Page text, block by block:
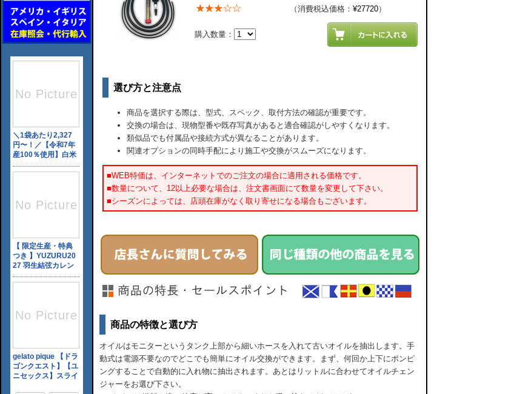
（消費税込価格： ¥27720）
購入数量：
選び方と注意点
商品を選択する際は、型式、スペック、取付方法の確認が重要です。
交換の場合は、現物型番や既存写真があると適合確認がしやすくなります。
類似品でも付属品や接続方式が異なることがあります。
関連オプションの同時手配により施工や交換がスムーズになります。
■WEB特価は、インターネットでのご注文の場合に適用される価格です。
■数量について、12以上必要な場合は、注文書画面にて数量を変更して下さい。
■シーズンによっては、店頭在庫がなく取り寄せになる場合もございます。
商品の特徴と選び方
オイルはモニターというタンク上部から細いホースを入れて古いオイルを抽出します。手
動式は電源不要なのでどこでも簡単にオイル交換ができます。まず、何回か上下にポンピ
ングすることで自動的に入れ物に抽出されます。あとはリットルに合わせてオイルチェン
ジャーをお選び下さい。